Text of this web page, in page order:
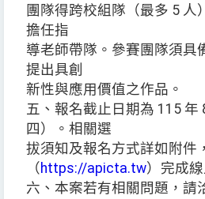
團隊得跨校組隊（最多 5 人
擔任指
導老師帶隊。參賽團隊須具
提出具創
新性與應用價值之作品。
五、報名截止日期為 115 年
四）。相關選
拔須知及報名方式詳如附件
（ https://apicta.tw）完成
六、本案若有相關問題，請